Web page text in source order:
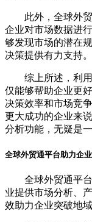
此外，全球外贸
企业对市场数据进
够发现市场的潜在
决策提供有力支持。
综上所述，利用
仅能够帮助企业更
决策效率和市场竞
更大成功的企业来
分析功能，无疑是
全球外贸通平台助力企
全球外贸通平台
业提供市场分析、
效助力企业突破地